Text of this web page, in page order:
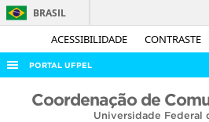
ACESSIBILIDADE CONTRASTE
BRASIL
PORTAL UFPEL
ACESSO À INFORMAÇÃO
Coordenação de
Universidade Federal